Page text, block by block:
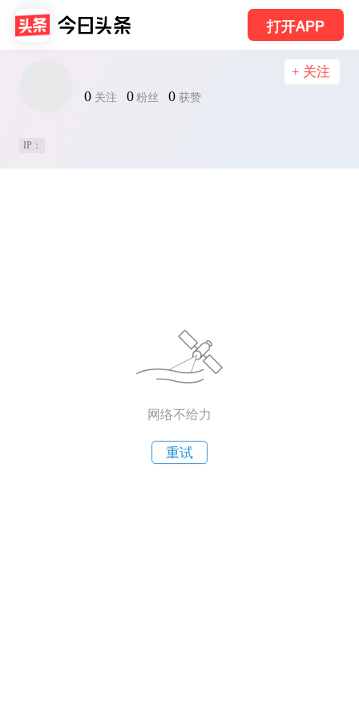
打开APP
0 关注 0 粉丝 0 获赞
+ 关注
IP：
网络不给力
重试